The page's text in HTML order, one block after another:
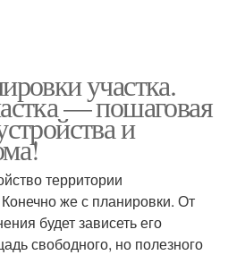
участка.
— пошаговая
и
территории
же с планировки. От
будет зависеть его
свободного, но полезного